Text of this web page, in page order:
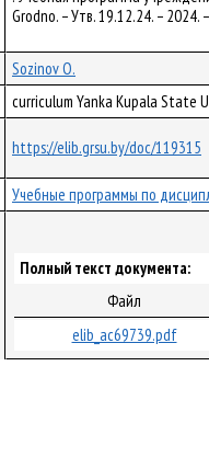
Grodno. – Утв. 19.12.24. –
Sozinov O.
curriculum Yanka Kupala State
https://elib.grsu.by/doc/119315
Учебные программы по
Полный текст документа:
Файл
elib_ac69739.pdf